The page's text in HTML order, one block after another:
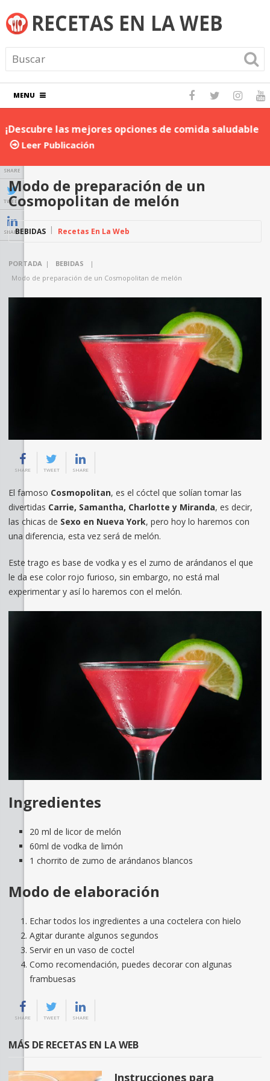
MENU
¡Descubre las mejores opciones de comida saludable
para llevar al trabajo!
Leer Publicación
SHARE
TWEET
SHARE
Modo de preparación de un
Cosmopolitan de melón
BEBIDAS Recetas En La Web
PORTADA | BEBIDAS
|
Modo de preparación de un Cosmopolitan de melón
SHARE TWEET SHARE
El famoso Cosmopolitan, es el cóctel que solían tomar las
divertidas Carrie, Samantha, Charlotte y Miranda, es decir,
las chicas de Sexo en Nueva York, pero hoy lo haremos con
una diferencia, esta vez será de melón.
Este trago es base de vodka y es el zumo de arándanos el que
le da ese color rojo furioso, sin embargo, no está mal
experimentar y así lo haremos con el melón.
Ingredientes
20 ml de licor de melón
60ml de vodka de limón
1 chorrito de zumo de arándanos blancos
Modo de elaboración
Echar todos los ingredientes a una coctelera con hielo
Agitar durante algunos segundos
Servir en un vaso de coctel
Como recomendación, puedes decorar con algunas
frambuesas
SHARE TWEET SHARE
MÁS DE RECETAS EN LA WEB
Instrucciones para